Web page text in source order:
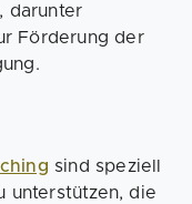
darunter
Förderung der
sind speziell
unterstützen, die